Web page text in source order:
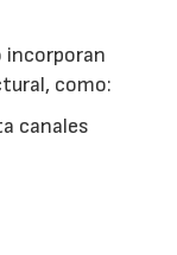
incorporan
como:
canales